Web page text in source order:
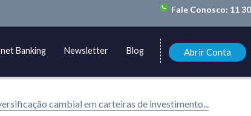
Fale Conosco: 11
Banking Newsletter Blog Abrir Conta
cambial em carteiras de investimento...